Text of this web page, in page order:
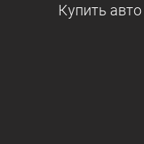
Купить авто